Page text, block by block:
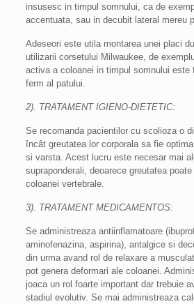
insusesc in timpul somnului, ca de
accentuata, sau in decubit lateral mereu
Adeseori este utila montarea unei placi
utilizarii corsetului Milwaukee, de
activa a coloanei in timpul somnului este
ferm al patului.
2). TRATAMENT IGIENO-DIETETIC:
Se recomanda pacientilor cu scolioza o
încât greutatea lor corporala sa fie
si varsta. Acest lucru este necesar mai
supraponderali, deoarece greutatea
coloanei vertebrale.
3). TRATAMENT MEDICAMENTOS:
Se administreaza antiinflamatoare
aminofenazina, aspirina), antalgice si
din urma avand rol de relaxare a
pot genera deformari ale coloanei.
joaca un rol foarte important dar trebuie
stadiul evolutiv. Se mai administreaza